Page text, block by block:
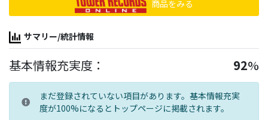
商品をみる
サマリー/統計情報
基本情報充実度： 92%
まだ登録されていない項目があります。基本情報充実
度が100%になるとトップページに掲載されます。